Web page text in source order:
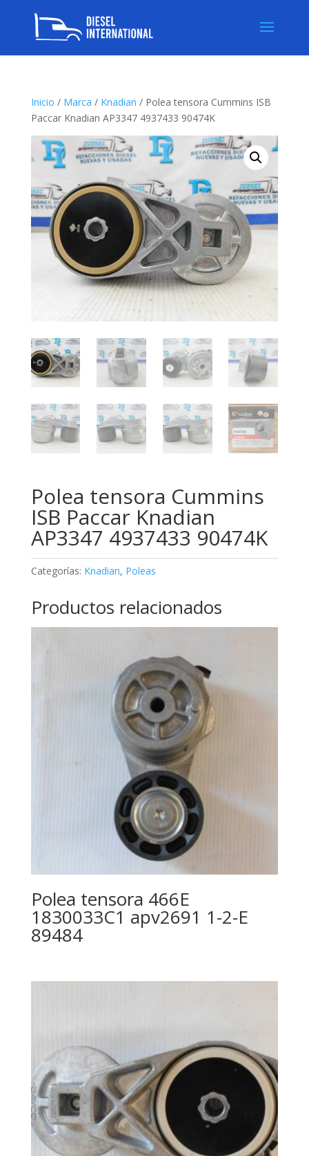
Inicio / Marca / Knadian / Polea tensora Cummins ISB
Paccar Knadian AP3347 4937433 90474K
Polea tensora Cummins
ISB Paccar Knadian
AP3347 4937433 90474K
Categorías: Knadian, Poleas
Productos relacionados
Polea tensora 466E
1830033C1 apv2691 1-2-E
89484